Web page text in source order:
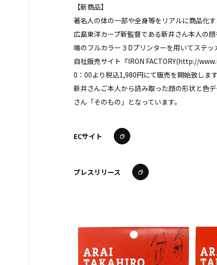
【新商品】
著名人の体の一部や全身等をリアルに商品化
広島東洋カープ新監督である新井さん本人の
端のフルカラー３Dプリンターを用いてステ
自社販売サイト『IRON FACTORY(http://
0：00より税込1,980円にて販売を開始致しま
新井さんご本人から読み取った顔の形状と色
さん「そのもの」となっています。
ECサイト
プレスリリース